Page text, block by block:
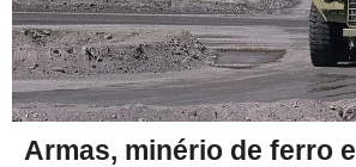
Armas, minério de ferro e